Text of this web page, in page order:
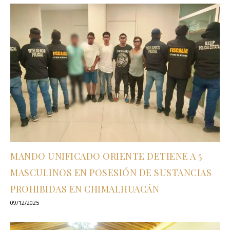
MANDO UNIFICADO ORIENTE DETIENE A 5
MASCULINOS EN POSESIÓN DE SUSTANCIAS
PROHIBIDAS EN CHIMALHUACÁN
09/12/2025